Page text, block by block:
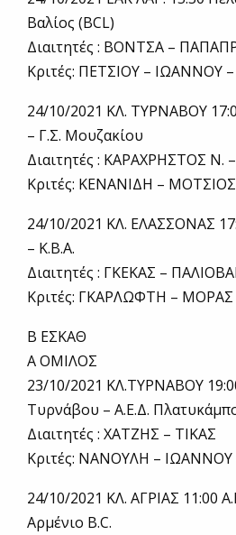
Βαλίος (BCL)
Διαιτητές : ΒΟΝΤΣΑ –
Κριτές: ΠΕΤΣΙΟΥ – ΙΩΑΝΝΟΥ
24/10/2021 ΚΛ. ΤΥΡΝΑΒΟΥ
– Γ.Σ. Μουζακίου
Διαιτητές : ΚΑΡΑΧΡΗΣΤΟΣ Ν.
Κριτές: ΚΕΝΑΝΙΔΗ –
24/10/2021 ΚΛ. ΕΛΑΣΣΟΝΑΣ
– K.B.A.
Διαιτητές : ΓΚΕΚΑΣ –
Κριτές: ΓΚΑΡΛΩΦΤΗ –
Β ΕΣΚΑΘ
Α ΟΜΙΛΟΣ
23/10/2021 ΚΛ.ΤΥΡΝΑΒΟΥ
Τυρνάβου – Α.Ε.Δ.
Διαιτητές : ΧΑΤΖΗΣ – ΤΙΚΑΣ
Κριτές: ΝΑΝΟΥΛΗ –
24/10/2021 ΚΛ. ΑΓΡΙΑΣ 11:00
Αρμένιο B.C.